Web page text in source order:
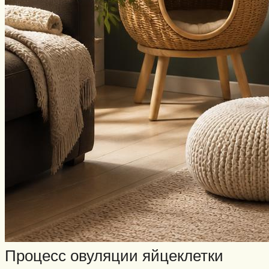
Процесс овуляции яйцеклетки